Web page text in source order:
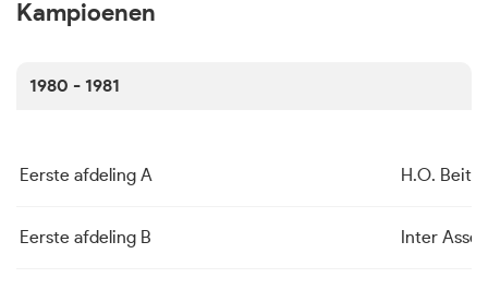
Kampioenen
1980 - 1981
Eerste afdeling A H.O.
Eerste afdeling B Inter